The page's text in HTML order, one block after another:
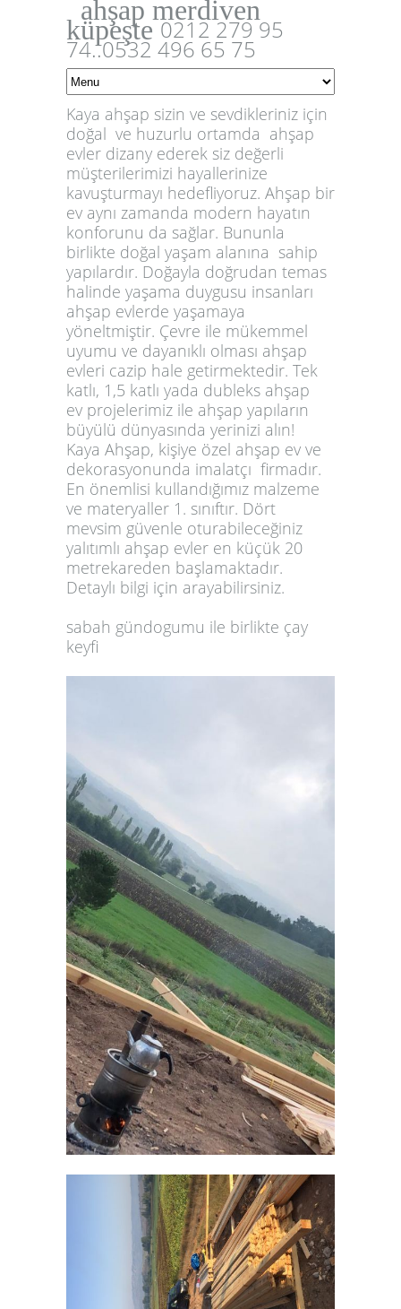
ahşap merdiven
küpeşte0212 279 95
74..0532 496 65 75
Kaya ahşap sizin ve sevdikleriniz için
doğal ve huzurlu ortamda ahşap
evler dizany ederek siz değerli
müşterilerimizi hayallerinize
kavuşturmayı hedefliyoruz. Ahşap bir
ev aynı zamanda modern hayatın
konforunu da sağlar. Bununla
birlikte doğal yaşam alanına sahip
yapılardır. Doğayla doğrudan temas
halinde yaşama duygusu insanları
ahşap evlerde yaşamaya
yöneltmiştir. Çevre ile mükemmel
uyumu ve dayanıklı olması ahşap
evleri cazip hale getirmektedir. Tek
katlı, 1,5 katlı yada dubleks ahşap
ev projelerimiz ile ahşap yapıların
büyülü dünyasında yerinizi alın!
Kaya Ahşap, kişiye özel ahşap ev ve
dekorasyonunda imalatçı firmadır.
En önemlisi kullandığımız malzeme
ve materyaller 1. sınıftır. Dört
mevsim güvenle oturabileceğiniz
yalıtımlı ahşap evler en küçük 20
metrekareden başlamaktadır.
Detaylı bilgi için arayabilirsiniz.
sabah gündogumu ile birlikte çay
keyfi